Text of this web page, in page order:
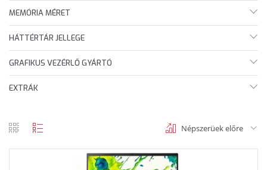
MEMÓRIA MÉRET
HÁTTÉRTÁR JELLEGE
GRAFIKUS VEZÉRLŐ GYÁRTÓ
EXTRÁK
Népszerüek előre